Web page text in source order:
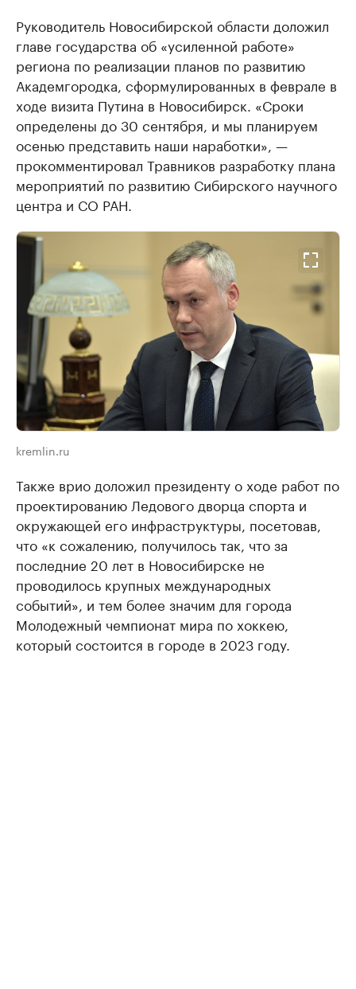
Руководитель Новосибирской области доложил
главе государства об «усиленной работе»
региона по реализации планов по развитию
Академгородка, сформулированных в феврале в
ходе визита Путина в Новосибирск. «Сроки
определены до 30 сентября, и мы планируем
осенью представить наши наработки», —
прокомментировал Травников разработку плана
мероприятий по развитию Сибирского научного
центра и СО РАН.
kremlin.ru
Также врио доложил президенту о ходе работ по
проектированию Ледового дворца спорта и
окружающей его инфраструктуры, посетовав,
что «к сожалению, получилось так, что за
последние 20 лет в Новосибирске не
проводилось крупных международных
событий», и тем более значим для города
Молодежный чемпионат мира по хоккею,
который состоится в городе в 2023 году.